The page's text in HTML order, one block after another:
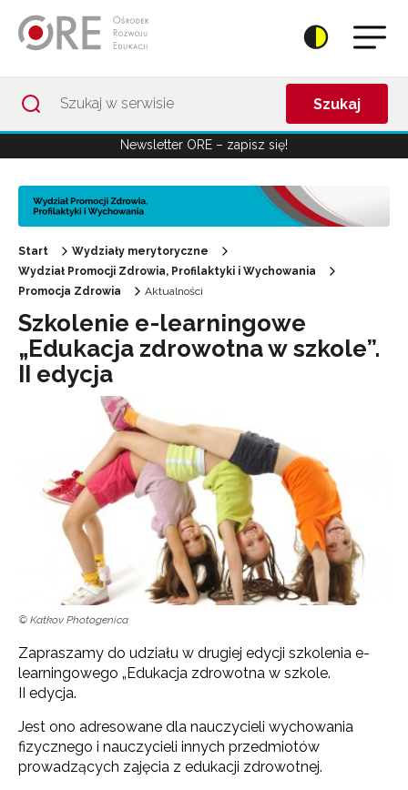
Szukaj
Newsletter ORE – zapisz się!
Start
Wydziały merytoryczne
Wydział Promocji Zdrowia, Profilaktyki i Wychowania
Promocja Zdrowia
Aktualności
Szkolenie e-learningowe
„Edukacja zdrowotna w szkole”.
II edycja
© Katkov Photogenica
Zapraszamy do udziału w drugiej edycji szkolenia e-
learningowego „Edukacja zdrowotna w szkole.
II edycja.
Jest ono adresowane dla nauczycieli wychowania
fizycznego i nauczycieli innych przedmiotów
prowadzących zajęcia z edukacji zdrowotnej.